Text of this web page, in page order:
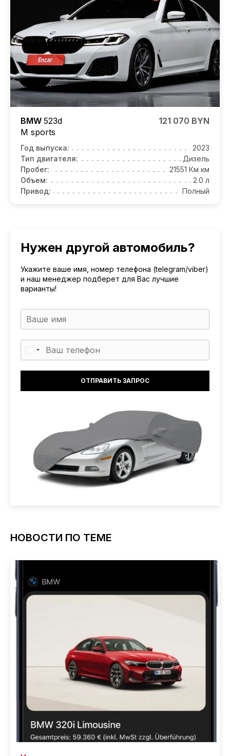
BMW 523d
M sports
121 070 BYN
Год выпуска:
2023
Тип двигателя:
Дизель
Пробег:
21551 Км км
Объем:
2.0 л
Привод:
Полный
Нужен другой автомобиль?
Укажите ваше имя, номер телефона (telegram/viber)
и наш менеджер подберет для Вас лучшие
варианты!
НОВОСТИ ПО ТЕМЕ